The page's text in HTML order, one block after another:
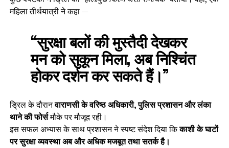
महिला तीर्थयात्री ने कहा —
“सुरक्षा बलों की मुस्तैदी देखकर
मन को सुकून मिला, अब निश्चिंत
होकर दर्शन कर सकते हैं।”
ड्रिल के दौरानवाराणसी के वरिष्ठ अधिकारी, पुलिस प्रशासन और लंका
थाने की फोर्समौके पर मौजूद रही।
इस सफल अभ्यास के साथ प्रशासन ने स्पष्ट संदेश दिया किकाशी के घाटों
पर सुरक्षा व्यवस्था अब और अधिक मजबूत तथा सतर्क है।